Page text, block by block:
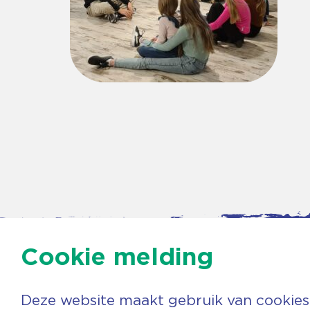
Cookie melding
Deze website maakt gebruik van